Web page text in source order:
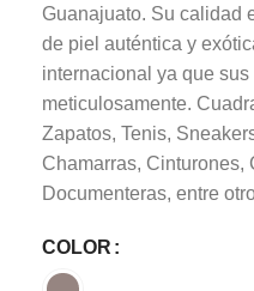
Guanajuato. Su calidad
de piel auténtica y
internacional ya que
meticulosamente.
Zapatos, Tenis,
Chamarras, Cinturones,
Documenteras, entre
COLOR